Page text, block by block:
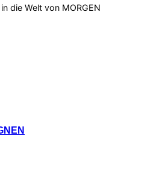
die Welt von MORGEN